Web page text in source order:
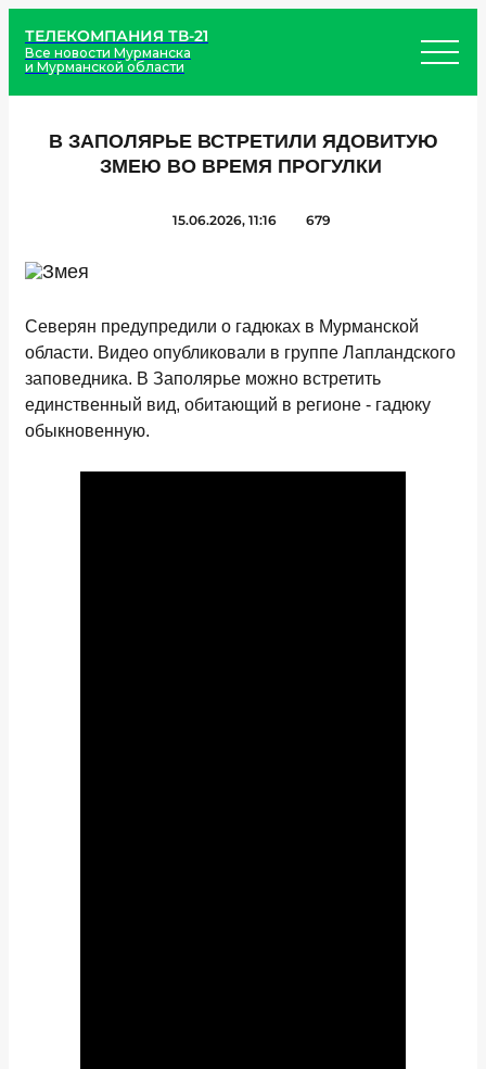
ТЕЛЕКОМПАНИЯ ТВ-21
Все новости Мурманска
и Мурманской области
В ЗАПОЛЯРЬЕ ВСТРЕТИЛИ ЯДОВИТУЮ
ЗМЕЮ ВО ВРЕМЯ ПРОГУЛКИ
15.06.2026, 11:16 679
Северян предупредили о гадюках в Мурманской
области. Видео опубликовали в группе Лапландского
заповедника. В Заполярье можно встретить
единственный вид, обитающий в регионе - гадюку
обыкновенную.